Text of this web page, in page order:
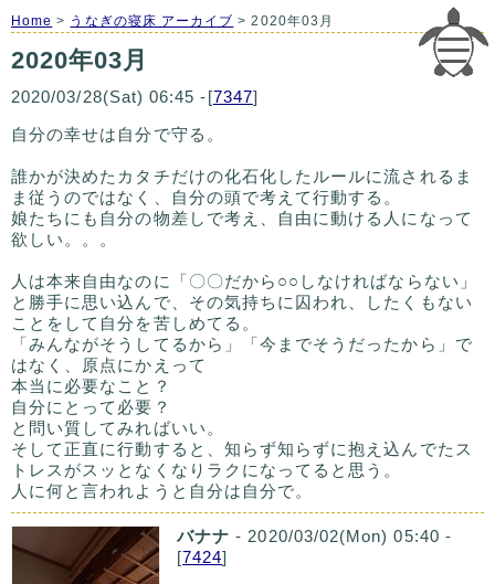
Home > うなぎの寝床 アーカイブ > 2020年03月
2020年03月
2020/03/28(Sat) 06:45 -[7347]
自分の幸せは自分で守る。
誰かが決めたカタチだけの化石化したルールに流されるま
ま従うのではなく、自分の頭で考えて行動する。
娘たちにも自分の物差しで考え、自由に動ける人になって
欲しい。。。
人は本来自由なのに「〇〇だから○○しなければならない」
と勝手に思い込んで、その気持ちに囚われ、したくもない
ことをして自分を苦しめてる。
「みんながそうしてるから」「今までそうだったから」で
はなく、原点にかえって
本当に必要なこと？
自分にとって必要？
と問い質してみればいい。
そして正直に行動すると、知らず知らずに抱え込んでたス
トレスがスッとなくなりラクになってると思う。
人に何と言われようと自分は自分で。
バナナ - 2020/03/02(Mon) 05:40 -
[7424]